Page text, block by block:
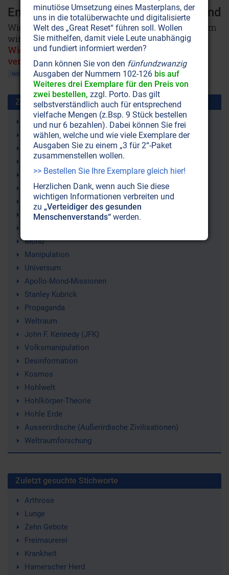
Entlarvt: Das Märchen vom toten Mond
Wie der Mond wirklich beschaffen ist – und warum
wir das nicht wissen sollen.
Wiederveröffentlichung, erstmalig in der
vergriffenen ZeitenSchrift Nr. 5 erschienen!
NICHT ONLINE VERFÜGBAR AUSGABE BESTELLEN
Zusammen benutzt mit:
Raumfahrt
Raumschiffe
Weltall
UFOs
Lügen
Verschwörungstheorien
Science Fiction
NASA
Mond
Manipulation
Universum
Apollo-Mond-Missionen
Stanley Kubrick
Propaganda
Weltraum
John F. Kennedy (JFK)
Volksmanipulation
Desinformation
Kosmos
Hohlwelt
Hohlkörper-Theorie
Hohle Erde
Ausserirdische (Außerirdische Zivilisationen)
Weltraumforschung
Zuletzt gesuchte Stichworte
Arthrose
Lunge
Zehn Gebote
Freimaurerei
Krankheit
Hamerscher Herd
minutiöse Umsetzung eines Masterplans, der
uns in die totalüberwachte und digitalisierte
Welt des „Great Reset“ führen soll. Wollen
Sie mithelfen, damit viele Leute unabhängig
und fundiert informiert werden?
Dann können Sie von den fünfundzwanzig
Ausgaben der Nummern 102-126 bis auf
Weiteres drei Exemplare für den Preis von
zwei bestellen, zzgl. Porto. Das gilt
selbstverständlich auch für entsprechend
vielfache Mengen (z.Bsp. 9 Stück bestellen
und nur 6 bezahlen). Dabei können Sie frei
wählen, welche und wie viele Exemplare der
Ausgaben Sie zu einem „3 für 2“-Paket
zusammenstellen wollen.
>> Bestellen Sie Ihre Exemplare gleich hier!
Herzlichen Dank, wenn auch Sie diese
wichtigen Informationen verbreiten und
zu „Verteidiger des gesunden
Menschenverstands“ werden.